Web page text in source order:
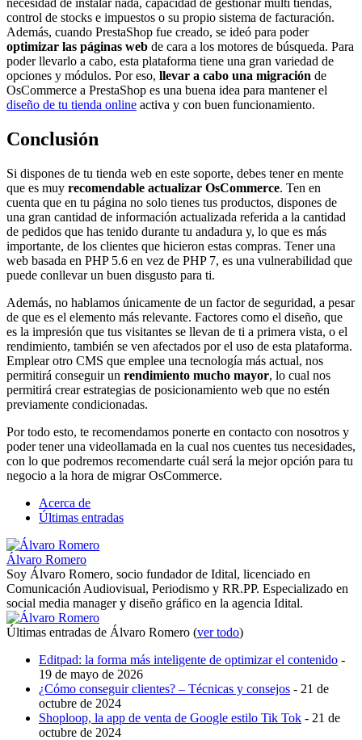
control de stocks e impuestos o su propio sistema de facturación.
Además, cuando PrestaShop fue creado, se ideó para poder
optimizar las páginas web de cara a los motores de búsqueda. Para
poder llevarlo a cabo, esta plataforma tiene una gran variedad de
opciones y módulos. Por eso, llevar a cabo una migración de
OsCommerce a PrestaShop es una buena idea para mantener el
diseño de tu tienda online activa y con buen funcionamiento.
Conclusión
Si dispones de tu tienda web en este soporte, debes tener en mente
que es muy recomendable actualizar OsCommerce. Ten en
cuenta que en tu página no solo tienes tus productos, dispones de
una gran cantidad de información actualizada referida a la cantidad
de pedidos que has tenido durante tu andadura y, lo que es más
importante, de los clientes que hicieron estas compras. Tener una
web basada en PHP 5.6 en vez de PHP 7, es una vulnerabilidad que
puede conllevar un buen disgusto para ti.
Además, no hablamos únicamente de un factor de seguridad, a pesar
de que es el elemento más relevante. Factores como el diseño, que
es la impresión que tus visitantes se llevan de ti a primera vista, o el
rendimiento, también se ven afectados por el uso de esta plataforma.
Emplear otro CMS que emplee una tecnología más actual, nos
permitirá conseguir un rendimiento mucho mayor, lo cual nos
permitirá crear estrategias de posicionamiento web que no estén
previamente condicionadas.
Por todo esto, te recomendamos ponerte en contacto con nosotros y
poder tener una videollamada en la cual nos cuentes tus necesidades,
con lo que podremos recomendarte cuál será la mejor opción para tu
negocio a la hora de migrar OsCommerce.
Acerca de
Últimas entradas
Álvaro Romero
Soy Álvaro Romero, socio fundador de Idital, licenciado en
Comunicación Audiovisual, Periodismo y RR.PP. Especializado en
social media manager y diseño gráfico en la agencia Idital.
Últimas entradas de Álvaro Romero (ver todo)
Editpad: la forma más inteligente de optimizar el contenido -
19 de mayo de 2026
¿Cómo conseguir clientes? – Técnicas y consejos - 21 de
octubre de 2024
Shoploop, la app de venta de Google estilo Tik Tok - 21 de
octubre de 2024